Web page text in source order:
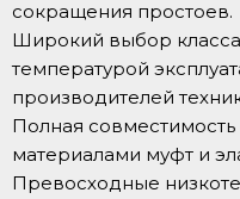
сокращения простоев.
Широкий выбор класса
температурой
производителей
Полная
материалами муфт и
Превосходные